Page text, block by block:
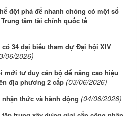
đột phá để nhanh chóng có một số
tâm tài chính quốc tế
34 đại biểu tham dự Đại hội XIV
06/2026)
mới tư duy cán bộ để nâng cao hiệu
địa phương 2 cấp (03/06/2026)
thức và hành động (04/06/2026)